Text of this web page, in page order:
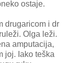
ostaje.
drugaricom i dr
Olga leži.
amputacija,
joj. Iako teška